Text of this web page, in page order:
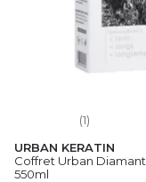
(1)
URBAN KERATIN
Coffret Urban Diamant
550ml